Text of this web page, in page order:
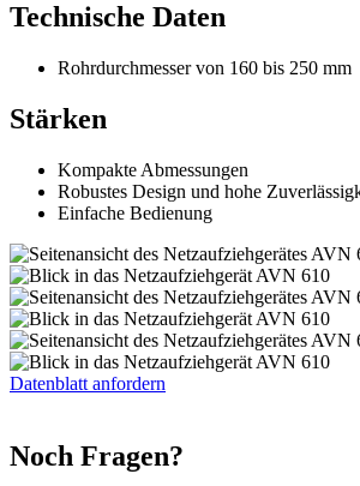
Technische Daten
Rohrdurchmesser von 160 bis 250 mm
Stärken
Kompakte Abmessungen
Robustes Design und hohe
Einfache Bedienung
Datenblatt anfordern
Noch Fragen?